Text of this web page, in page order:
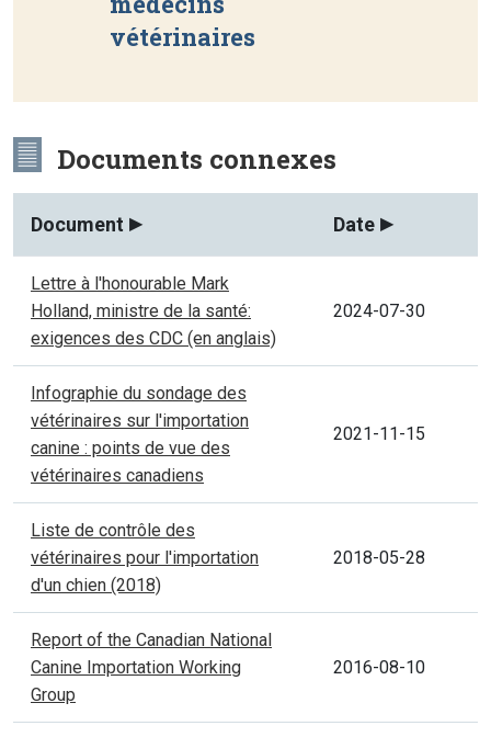
vétérinaires
Documents connexes
Document Date
Lettre à l'honourable Mark
Holland, ministre de la santé:
exigences des CDC (en anglais)
2024-07-30
Infographie du sondage des
vétérinaires sur l'importation
canine : points de vue des
vétérinaires canadiens
2021-11-15
Liste de contrôle des
vétérinaires pour l'importation
d'un chien (2018)
2018-05-28
Report of the Canadian National
Canine Importation Working
Group
2016-08-10